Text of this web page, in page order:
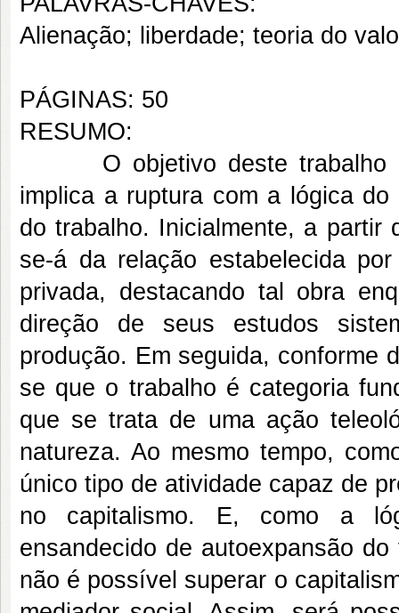
Alienação; liberdade; teoria do
PÁGINAS: 50
RESUMO:
O objetivo deste trabalho é
implica a ruptura com a lógica
do trabalho. Inicialmente, a partir
se-á da relação estabelecida
privada, destacando tal obra
direção de seus estudos
produção. Em seguida, conforme
se que o trabalho é categoria
que se trata de uma ação
natureza. Ao mesmo tempo,
único tipo de atividade capaz de
no capitalismo. E, como a
ensandecido de autoexpansão
não é possível superar o